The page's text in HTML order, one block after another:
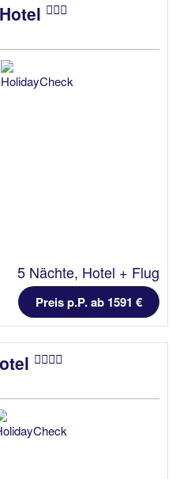
5 Nächte, Hotel + Flug
Preis p.P. ab 1591 €